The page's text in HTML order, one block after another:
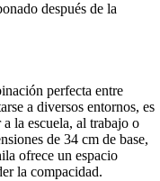
después de la
perfecta entre
a diversos entornos, es
la escuela, al trabajo o
de 34 cm de base,
ofrece un espacio
la compacidad.